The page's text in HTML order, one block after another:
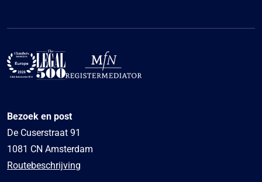
Bezoek en post
De Cuserstraat 91
1081 CN Amsterdam
Routebeschrijving